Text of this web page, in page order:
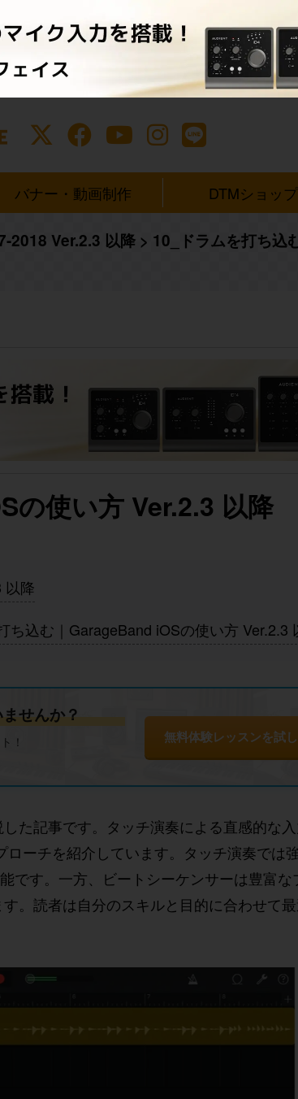
バナー・動画制作 DTMショップ
2018 Ver.2.3 以降 > 10_ドラムを打ち
使い方 Ver.2.3 以降
以降
ち込む｜GarageBand iOSの使い方 Ver.2.3
せんか？
！
無料体験レッスンを
た記事です。タッチ演奏による直感的な
ーチを紹介しています。タッチ演奏では
です。一方、ビートシーケンサーは豊富な
。読者は自分のスキルと目的に合わせて